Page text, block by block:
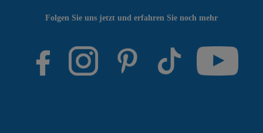
Folgen Sie uns jetzt und erfahren Sie noch mehr